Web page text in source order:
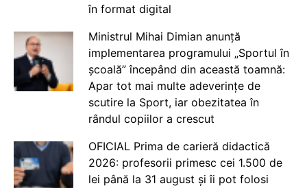
în format digital
Ministrul Mihai Dimian anunță
implementarea programului „Sportul în
școală” începând din această toamnă:
Apar tot mai multe adeverințe de
scutire la Sport, iar obezitatea în
rândul copiilor a crescut
OFICIAL Prima de carieră didactică
2026: profesorii primesc cei 1.500 de
lei până la 31 august și îi pot folosi